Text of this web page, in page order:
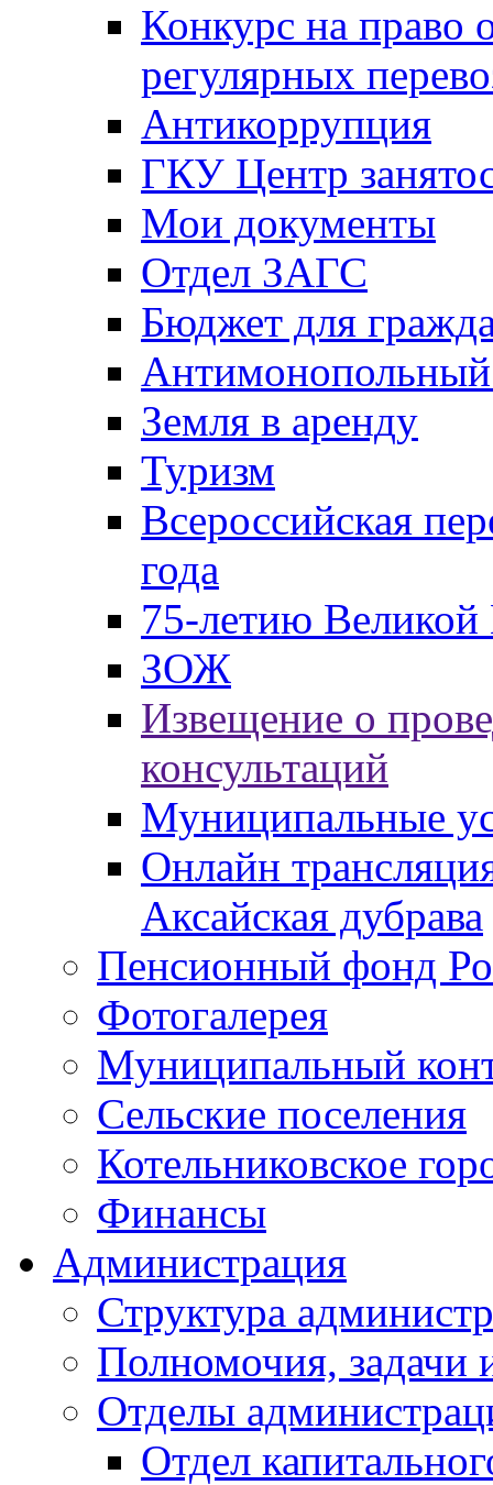
Конкурс на право
регулярных
Антикоррупция
ГКУ Центр
Мои документы
Отдел ЗАГС
Бюджет для
Антимонопольный
Земля в аренду
Туризм
Всероссийская
года
75-летию
ЗОЖ
Извещение о
консультаций
Муниципальные
Онлайн
Аксайская дубрава
Пенсионный фонд
Фотогалерея
Муниципальный
Сельские поселения
Котельниковское
Финансы
Администрация
Структура
Полномочия, задачи
Отделы
Отдел